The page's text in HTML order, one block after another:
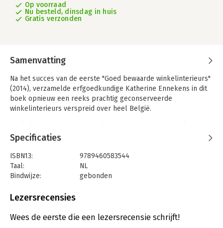
Op voorraad
Nu besteld, dinsdag in huis
Gratis verzonden
Samenvatting
Na het succes van de eerste "Goed bewaarde winkelinterieurs"
(2014), verzamelde erfgoedkundige Katherine Ennekens in dit
boek opnieuw een reeks prachtig geconserveerde
winkelinterieurs verspreid over heel België.
de mode van de tijd te volgen of om te voldoen aan nieuwe
opgelegde normen. Maar soms blijft de tijd stilstaan en wordt
het interieur lange tijd bewaard. Gelukkig maar, want vaak
barsten deze winkels van de charme en brengen ze klanten in
verwondering. Daarover gaat dit boek. Het is een ode aan de
soms zonder uitgestippeld plan, een heerlijk vintage interieur
Sommige winkelinterieurs hebben een bijzonder ontwerp, in
Specificaties
ISBN13:
9789460583544
Taal:
NL
Bindwijze:
gebonden
Uitgever:
Verschijningsdatum:
21-9-2023
Lezersrecensies
Wees de eerste die een lezersrecensie schrijft!